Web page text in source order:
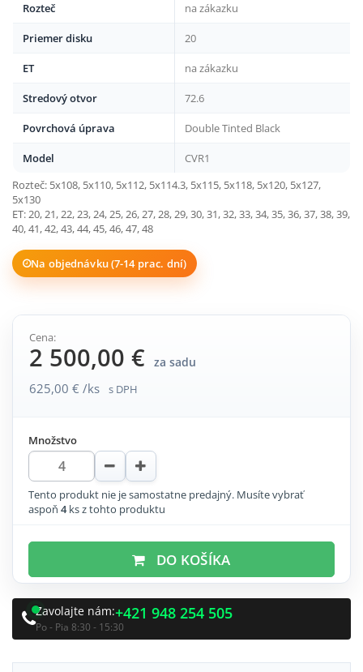
Rozteč na zákazku
Priemer disku 20
ET na zákazku
Stredový otvor 72.6
Povrchová úprava Double Tinted Black
Model
CVR1
Rozteč: 5x108, 5x110, 5x112, 5x114.3, 5x115, 5x118, 5x120, 5x127,
5x130
ET: 20, 21, 22, 23, 24, 25, 26, 27, 28, 29, 30, 31, 32, 33, 34, 35, 36, 37, 38, 39,
40, 41, 42, 43, 44, 45, 46, 47, 48
Na objednávku (7-14 prac. dní)
Cena:
2 500,00 € za sadu
625,00 € /ks s DPH
Množstvo
Tento produkt nie je samostatne predajný. Musíte vybrať
aspoň 4ks z tohto produktu
DO KOŠÍKA
Zavolajte nám:+421 948 254 505
Po - Pia 8:30 - 15:30